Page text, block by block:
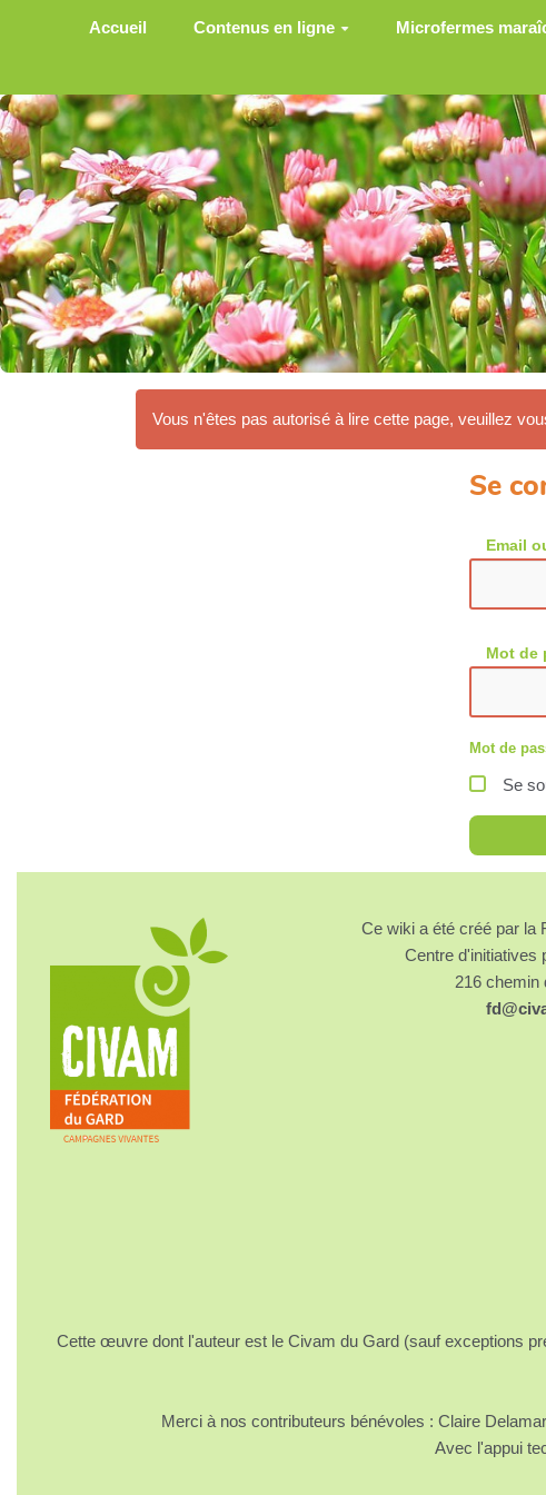
Aller au contenu principal
Accueil Contenus en ligne Microfermes
Vous n'êtes pas autorisé à lire cette page, veuillez
Se
Email
Mot de
Mot de
Se
Ce wiki a été créé par la
Centre d'initiatives
216 chemin
Cette œuvre dont l'auteur est le Civam du Gard (sauf exceptions
Merci à nos contributeurs bénévoles : Claire
Avec l'appui